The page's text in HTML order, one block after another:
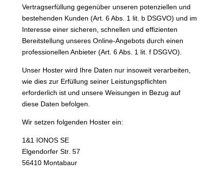
Vertragserfüllung gegenüber unseren potenziellen und
bestehenden Kunden (Art. 6 Abs. 1 lit. b DSGVO) und im
Interesse einer sicheren, schnellen und effizienten
Bereitstellung unseres Online-Angebots durch einen
professionellen Anbieter (Art. 6 Abs. 1 lit. f DSGVO).
Unser Hoster wird Ihre Daten nur insoweit verarbeiten,
wie dies zur Erfüllung seiner Leistungspflichten
erforderlich ist und unsere Weisungen in Bezug auf
diese Daten befolgen.
Wir setzen folgenden Hoster ein:
1&1 IONOS SE
Elgendorfer Str. 57
56410 Montabaur